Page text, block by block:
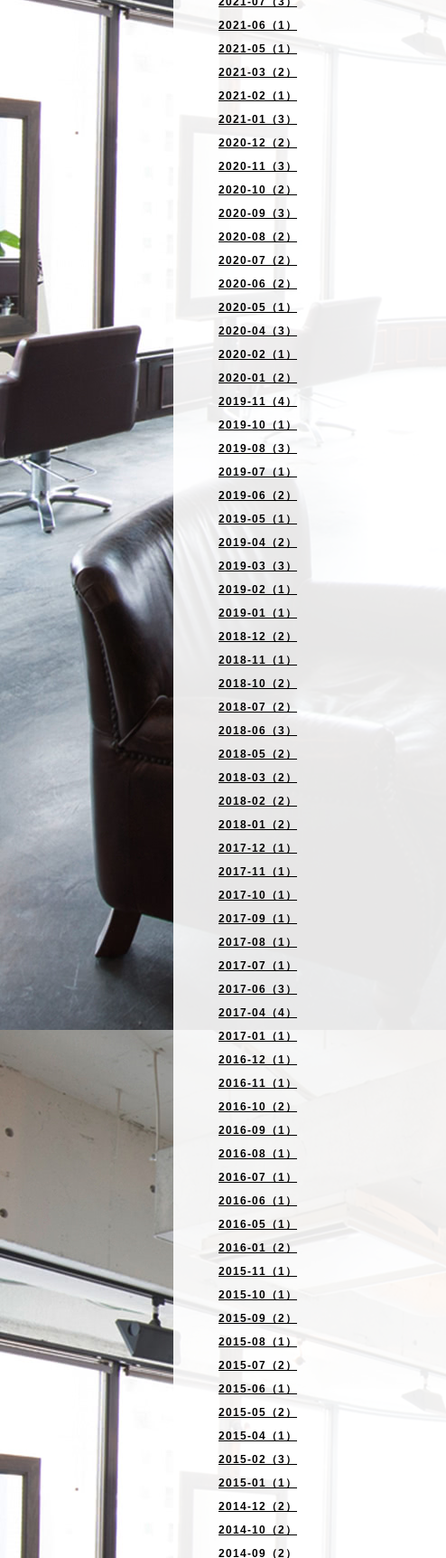
2021-06（1）
2021-05（1）
2021-03（2）
2021-02（1）
2021-01（3）
2020-12（2）
2020-11（3）
2020-10（2）
2020-09（3）
2020-08（2）
2020-07（2）
2020-06（2）
2020-05（1）
2020-04（3）
2020-02（1）
2020-01（2）
2019-11（4）
2019-10（1）
2019-08（3）
2019-07（1）
2019-06（2）
2019-05（1）
2019-04（2）
2019-03（3）
2019-02（1）
2019-01（1）
2018-12（2）
2018-11（1）
2018-10（2）
2018-07（2）
2018-06（3）
2018-05（2）
2018-03（2）
2018-02（2）
2018-01（2）
2017-12（1）
2017-11（1）
2017-10（1）
2017-09（1）
2017-08（1）
2017-07（1）
2017-06（3）
2017-04（4）
2017-01（1）
2016-12（1）
2016-11（1）
2016-10（2）
2016-09（1）
2016-08（1）
2016-07（1）
2016-06（1）
2016-05（1）
2016-01（2）
2015-11（1）
2015-10（1）
2015-09（2）
2015-08（1）
2015-07（2）
2015-06（1）
2015-05（2）
2015-04（1）
2015-02（3）
2015-01（1）
2014-12（2）
2014-10（2）
2014-09（2）